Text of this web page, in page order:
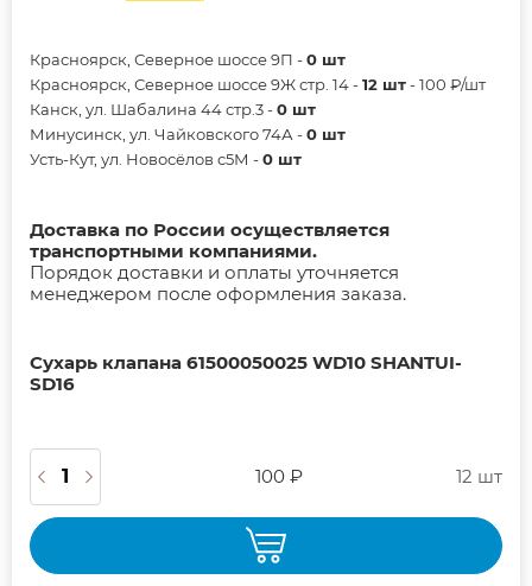
Красноярск, Северное шоссе 9П -0 шт
Красноярск, Северное шоссе 9Ж стр. 14 -12 шт- 100 ₽/шт
Канск, ул. Шабалина 44 стр.3 -0 шт
Минусинск, ул. Чайковского 74А -0 шт
Усть-Кут, ул. Новосёлов с5М -0 шт
Доставка по России осуществляется
транспортными компаниями.
Порядок доставки и оплаты уточняется
менеджером после оформления заказа.
Сухарь клапана 61500050025 WD10 SHANTUI-
SD16
100 ₽ 12 шт